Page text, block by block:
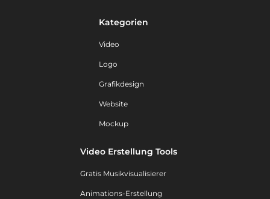
Kategorien
Video
Logo
Grafikdesign
Website
Mockup
Video Erstellung Tools
Gratis Musikvisualisierer
Animations-Erstellung